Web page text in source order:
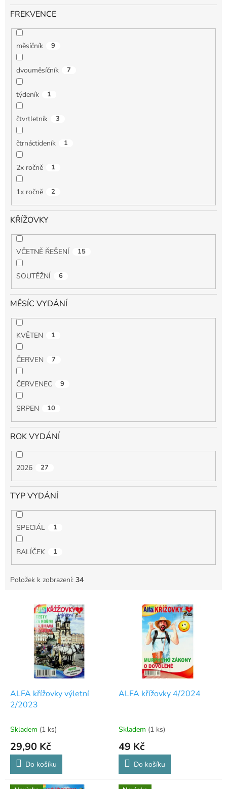
FREKVENCE
měsíčník 9
dvouměsíčník 7
týdeník 1
čtvrtletník 3
čtrnáctideník 1
2x ročně 1
1x ročně 2
KŘÍŽOVKY
VČETNĚ ŘEŠENÍ 15
SOUTĚŽNÍ 6
MĚSÍC VYDÁNÍ
KVĚTEN 1
ČERVEN 7
ČERVENEC 9
SRPEN 10
ROK VYDÁNÍ
2026 27
TYP VYDÁNÍ
SPECIÁL 1
BALÍČEK 1
Položek k zobrazení: 34
dALFA křížovky výletní
2/2023
Skladem (1 ks)
29,90 Kč
Do košíku
ALFA křížovky 4/2024
Skladem (1 ks)
49 Kč
Do košíku